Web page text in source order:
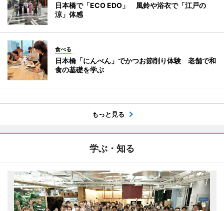
日本橋で「ECO EDO」 風鈴や浴衣で「江戸の
涼」体感
食べる
日本橋「にんべん」でかつお節削り体験 老舗で和
食の基礎を学ぶ
もっと見る
学ぶ・知る